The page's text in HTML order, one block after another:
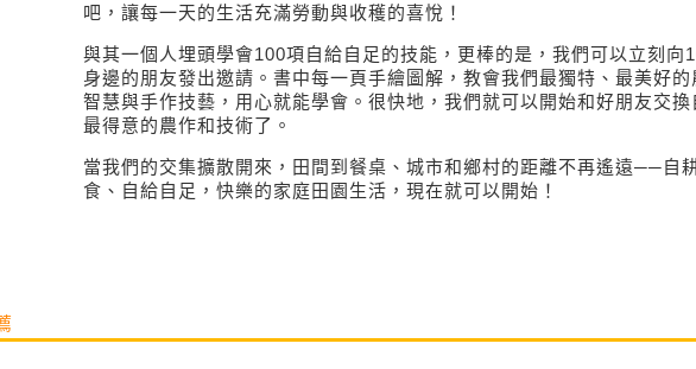
吧，讓每一天的生活充滿勞動與收穫的喜悅！
與其一個人埋頭學會100項自給自足的技能，更棒的是，我們可以立刻向
身邊的朋友發出邀請。書中每一頁手繪圖解，教會我們最獨特、最美好的
智慧與手作技藝，用心就能學會。很快地，我們就可以開始和好朋友交換
最得意的農作和技術了。
當我們的交集擴散開來，田間到餐桌、城市和鄉村的距離不再遙遠──自
食、自給自足，快樂的家庭田園生活，現在就可以開始！